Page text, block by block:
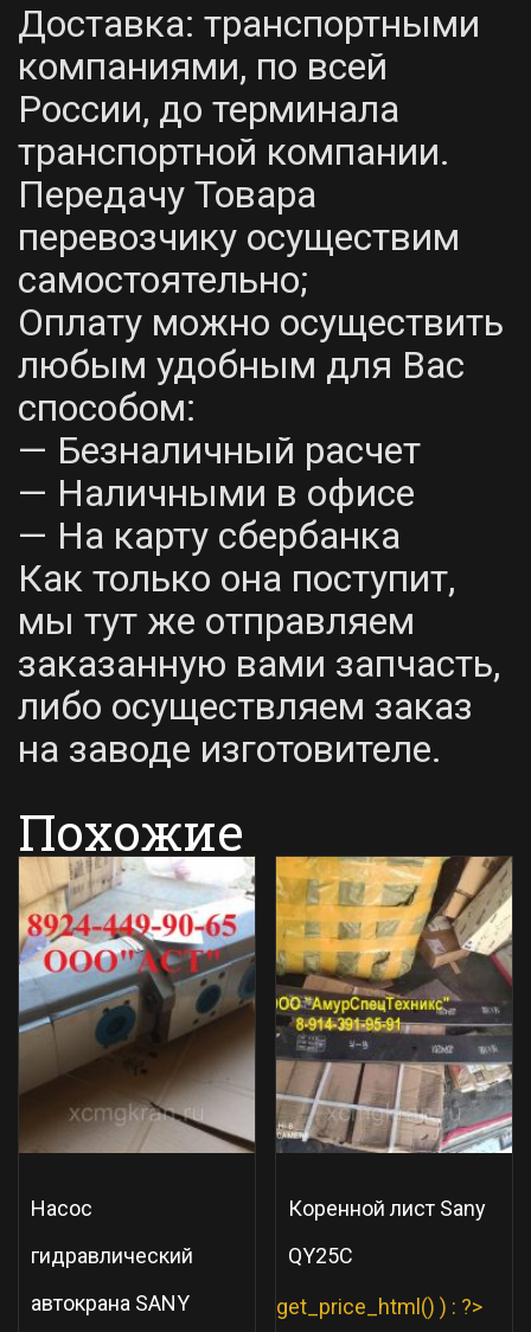
Доставка: транспортными
компаниями, по всей
России, до терминала
транспортной компании.
Передачу Товара
перевозчику осуществим
самостоятельно;
Оплату можно осуществить
любым удобным для Вас
способом:
— Безналичный расчет
— Наличными в офисе
— На карту сбербанка
Как только она поступит,
мы тут же отправляем
заказанную вами запчасть,
либо осуществляем заказ
на заводе изготовителе.
Похожие
Насос
гидравлический
автокрана SANY
Коренной лист Sany
QY25C
get_price_html() ) : ?>